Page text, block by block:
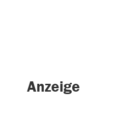
Anzeige